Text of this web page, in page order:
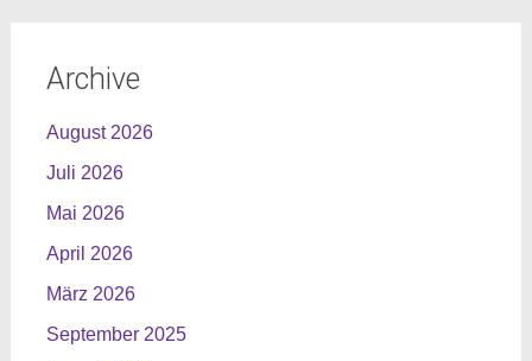
Archive
August 2026
Juli 2026
Mai 2026
April 2026
März 2026
September 2025